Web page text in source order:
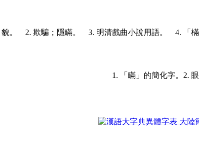
貌。 2. 欺騙；隱瞞。 3. 明清戲曲小說用語。 4.
1. 「瞞」的簡化字。 2.